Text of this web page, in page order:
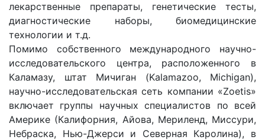
лекарственные препараты, генетические тесты,
диагностические наборы, биомедицинские
технологии и т.д.
Помимо собственного международного научно-
исследовательского центра, расположенного в
Каламазу, штат Мичиган (Kalamazoo, Michigan),
научно-исследовательская сеть компании «Zoetis»
включает группы научных специалистов по всей
Америке (Калифорния, Айова, Мериленд, Миссури,
Небраска, Нью-Джерси и Северная Каролина), в